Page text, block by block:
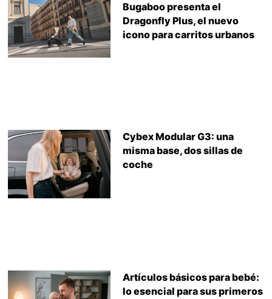
Bugaboo presenta el
Dragonfly Plus, el nuevo
icono para carritos urbanos
Cybex Modular G3: una
misma base, dos sillas de
coche
Artículos básicos para bebé:
lo esencial para sus primeros